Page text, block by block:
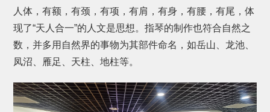
人体，有额，有颈，有项，有肩，有身，有腰，有尾，体
现了“天人合一”的人文是思想。指琴的制作也符合自然之
数，并多用自然界的事物为其部件命名，如岳山、龙池、
凤沼、雁足、天柱、地柱等。